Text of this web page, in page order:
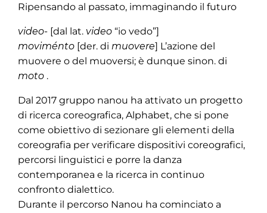
Ripensando al passato, immaginando il futuro
video- [dal lat. video “io vedo”]
moviménto [der. di muovere] L’azione del
muovere o del muoversi; è dunque sinon. di
moto .
Dal 2017 gruppo nanou ha attivato un progetto
di ricerca coreografica, Alphabet, che si pone
come obiettivo di sezionare gli elementi della
coreografia per verificare dispositivi coreografici,
percorsi linguistici e porre la danza
contemporanea e la ricerca in continuo
confronto dialettico.
Durante il percorso Nanou ha cominciato a